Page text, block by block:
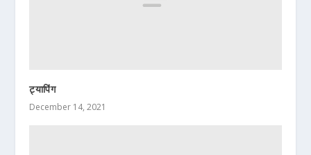
ट्यापिंग
December 14, 2021